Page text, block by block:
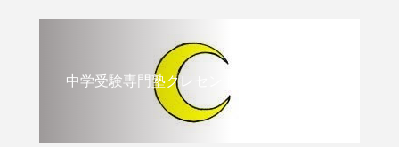
中学受験専門塾クレセント